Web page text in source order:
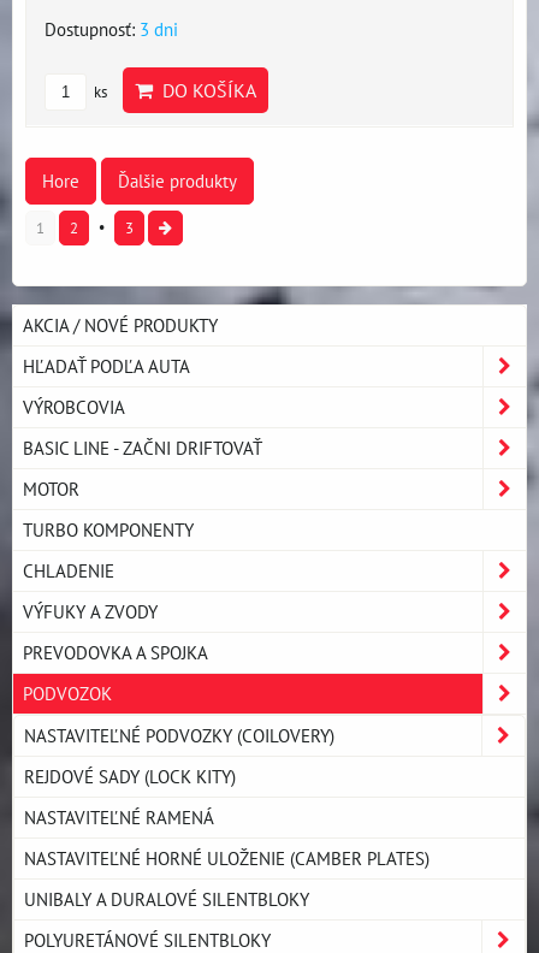
Dostupnosť: 3 dni
ks DO KOŠÍKA
Hore Ďalšie produkty
1 2 3
AKCIA / NOVÉ PRODUKTY
HĽADAŤ PODĽA AUTA
VÝROBCOVIA
BASIC LINE - ZAČNI DRIFTOVAŤ
MOTOR
TURBO KOMPONENTY
CHLADENIE
VÝFUKY A ZVODY
PREVODOVKA A SPOJKA
PODVOZOK
NASTAVITEĽNÉ PODVOZKY (COILOVERY)
REJDOVÉ SADY (LOCK KITY)
NASTAVITEĽNÉ RAMENÁ
NASTAVITEĽNÉ HORNÉ ULOŽENIE (CAMBER PLATES)
UNIBALY A DURALOVÉ SILENTBLOKY
POLYURETÁNOVÉ SILENTBLOKY